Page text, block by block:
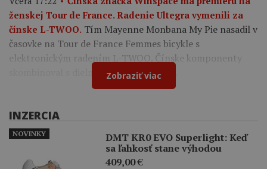
ženskej Tour de France. Radenie Ultegra vymenili za
čínske L-TWOO. Tím Mayenne Monbana My Pie nasadil v
časovke na Tour de France Femmes bicykle s
elektronickým radením L-TWOO. Čínske komponenty
skombinoval s dielmi Shimano a Cybrei.
Zobraziť viac
INZERCIA
DMT KR0 EVO Superlight: Keď
sa ľahkosť stane výhodou
409,00€
NOVINKY